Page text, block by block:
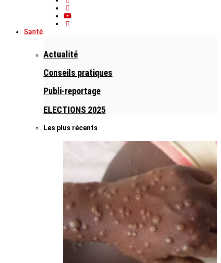
Santé
Actualité
Conseils pratiques
Publi-reportage
ELECTIONS 2025
Les plus récents